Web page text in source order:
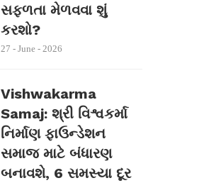
સફળતા મેળવવા શું
કરશો?
27 - June - 2026
Vishwakarma
Samaj: શ્રી વિશ્વકર્મા
નિર્માણ ફાઉન્ડેશન
સમાજ માટે બંધારણ
બનાવશે, 6 સમસ્યા દૂર